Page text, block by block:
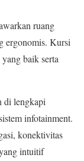
ruang
ergonomis. Kursi
baik serta
di lengkapi
infotainment.
konektivitas
intuitif